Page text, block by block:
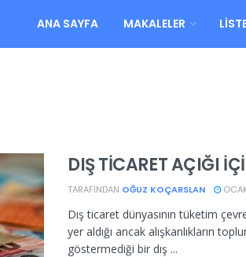
ANA SAYFA MAKALELER
DIŞ TİCARET AÇIĞI
TARAFINDAN OĞUZ KOÇARSLAN
Dış ticaret dünyasının tüketim
yer aldığı ancak alışkanlıkların
göstermediği bir dış ...